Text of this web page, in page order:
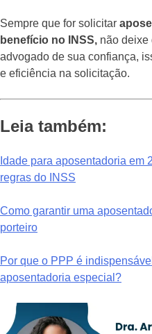
Sempre que for solicitar
benefício no INSS, não deixe
advogado de sua confiança,
e eficiência na solicitação.
Leia também:
Idade para aposentadoria em
regras do INSS
Como garantir uma
porteiro
Por que o PPP é
aposentadoria especial?